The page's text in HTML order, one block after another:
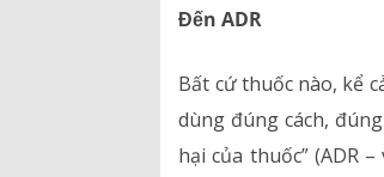
Đến ADR
Bất cứ thuốc nào, kể
dùng đúng cách,
hại của thuốc” (ADR